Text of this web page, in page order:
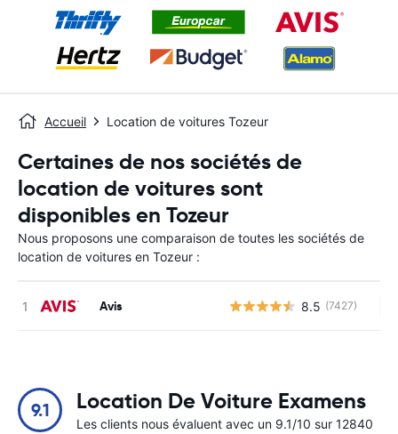
Accueil Location de voitures Tozeur
Certaines de nos sociétés de
location de voitures sont
disponibles en Tozeur
Nous proposons une comparaison de toutes les sociétés de
location de voitures en Tozeur :
Avis 8.5 (7427)
9.1 Location De Voiture Examens
Les clients nous évaluent avec un 9.1/10 sur 12840